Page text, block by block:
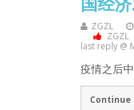
ZGZL
ZGZL
last reply @
疫情之后
Continue